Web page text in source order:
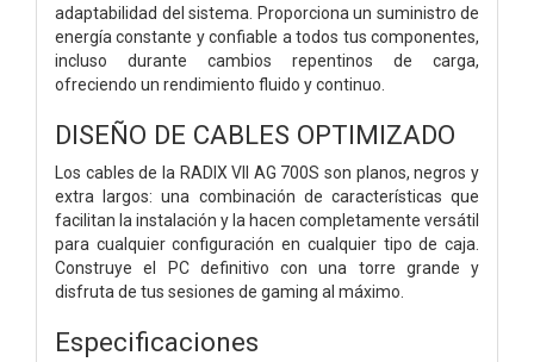
adaptabilidad del sistema. Proporciona un suministro de
energía constante y confiable a todos tus componentes,
incluso durante cambios repentinos de carga,
ofreciendo un rendimiento fluido y continuo.
DISEÑO DE CABLES OPTIMIZADO
Los cables de la RADIX VII AG 700S son planos, negros y
extra largos: una combinación de características que
facilitan la instalación y la hacen completamente versátil
para cualquier configuración en cualquier tipo de caja.
Construye el PC definitivo con una torre grande y
disfruta de tus sesiones de gaming al máximo.
Especificaciones